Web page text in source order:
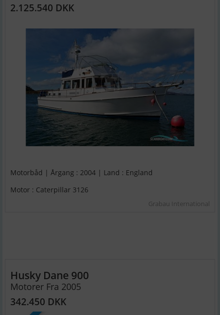
2.125.540 DKK
Motorbåd | Årgang : 2004 | Land : England
Motor : Caterpillar 3126
Grabau International
Husky Dane 900
Motorer Fra 2005
342.450 DKK